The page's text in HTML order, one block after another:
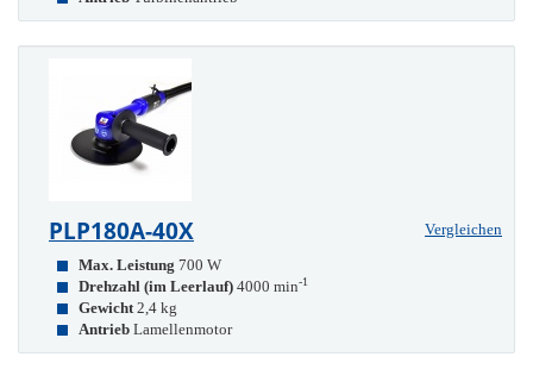
PLP180A-40X
Vergleichen
Max. Leistung 700 W
Drehzahl (im Leerlauf) 4000 min-1
Gewicht 2,4 kg
Antrieb Lamellenmotor